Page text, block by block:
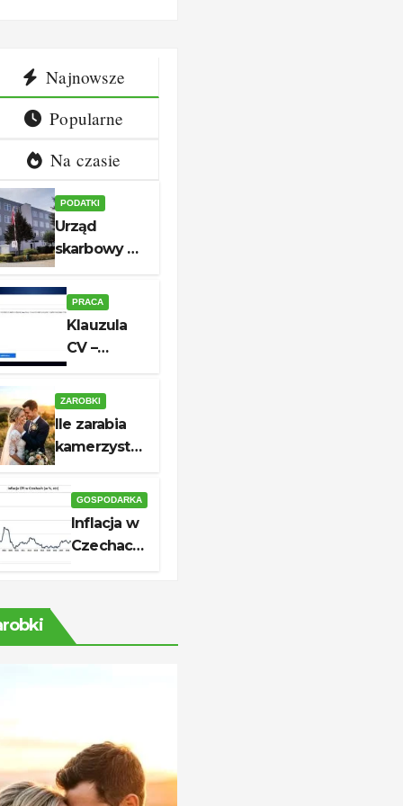
Najnowsze
Popularne
Na czasie
PODATKI
Urząd
skarbowy w
Białogardzie
– adres,
godziny i
kontakt
PRACA
Klauzula
CV –
aktualny
wzór do
skutecznej
ZAROBKI
Ile zarabia
kamerzysta?
Stawki i
realne
zarobki
GOSPODARKA
Inflacja w
Czechach
oznacza